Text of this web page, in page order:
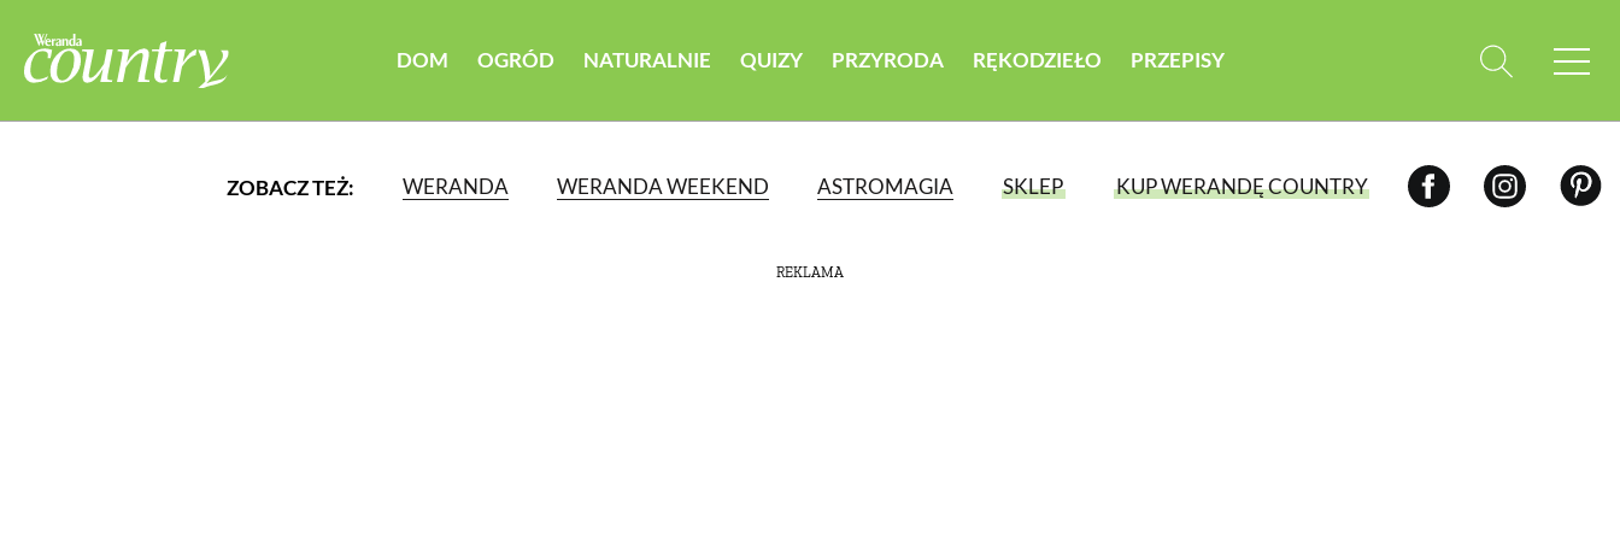
DOM OGRÓD NATURALNIE QUIZY PRZYRODA RĘKODZIEŁO PRZEPISY
ZOBACZ TEŻ: WERANDA WERANDA WEEKEND ASTROMAGIA SKLEP KUP WERANDĘ COUNTRY
REKLAMA